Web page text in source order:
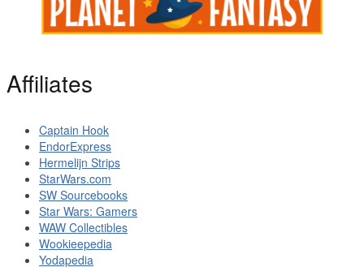
Affiliates
Captain Hook
EndorExpress
Hermelijn Strips
StarWars.com
SW Sourcebooks
Star Wars: Gamers
WAW Collectibles
Wookieepedia
Yodapedia